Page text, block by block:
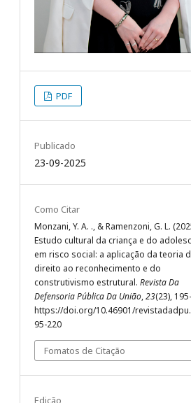
PDF
Publicado
23-09-2025
Como Citar
Monzani, Y. A. ., & Ramenzoni, G. L.
Estudo cultural da criança e do
em risco social: a aplicação da teoria
direito ao reconhecimento e do
construtivismo estrutural. Revista Da
Defensoria Pública Da União,23(23),
https://doi.org/10.46901/
95-220
Fomatos de Citação
Edição